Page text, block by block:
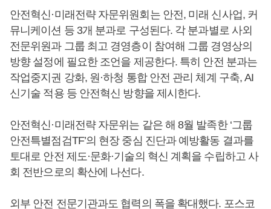
안전혁신·미래전략 자문위원회는 안전, 미래 신사업, 커
뮤니케이션 등 3개 분과로 구성된다. 각 분과별로 사외
전문위원과 그룹 최고 경영층이 참여해 그룹 경영상의
방향 설정에 필요한 조언을 제공한다. 특히 안전 분과는
작업중지권 강화, 원·하청 통합 안전 관리 체계 구축, AI
신기술 적용 등 안전혁신 방향을 제시한다.
안전혁신·미래전략 자문위는 같은 해 8월 발족한 ‘그룹
안전특별점검TF’의 현장 중심 진단과 예방활동 결과를
토대로 안전 제도·문화·기술의 혁신 계획을 수립하고 사
회 전반으로의 확산에 나선다.
외부 안전 전문기관과도 협력의 폭을 확대했다. 포스코